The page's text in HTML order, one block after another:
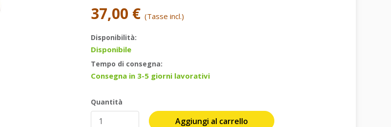
37,00 € (Tasse incl.)
Disponibilità:
Disponibile
Tempo di consegna:
Consegna in 3-5 giorni lavorativi
Quantità
Aggiungi al carrello